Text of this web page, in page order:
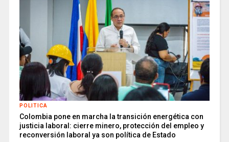
POLITICA
Colombia pone en marcha la transición energética con
justicia laboral: cierre minero, protección del empleo y
reconversión laboral ya son política de Estado